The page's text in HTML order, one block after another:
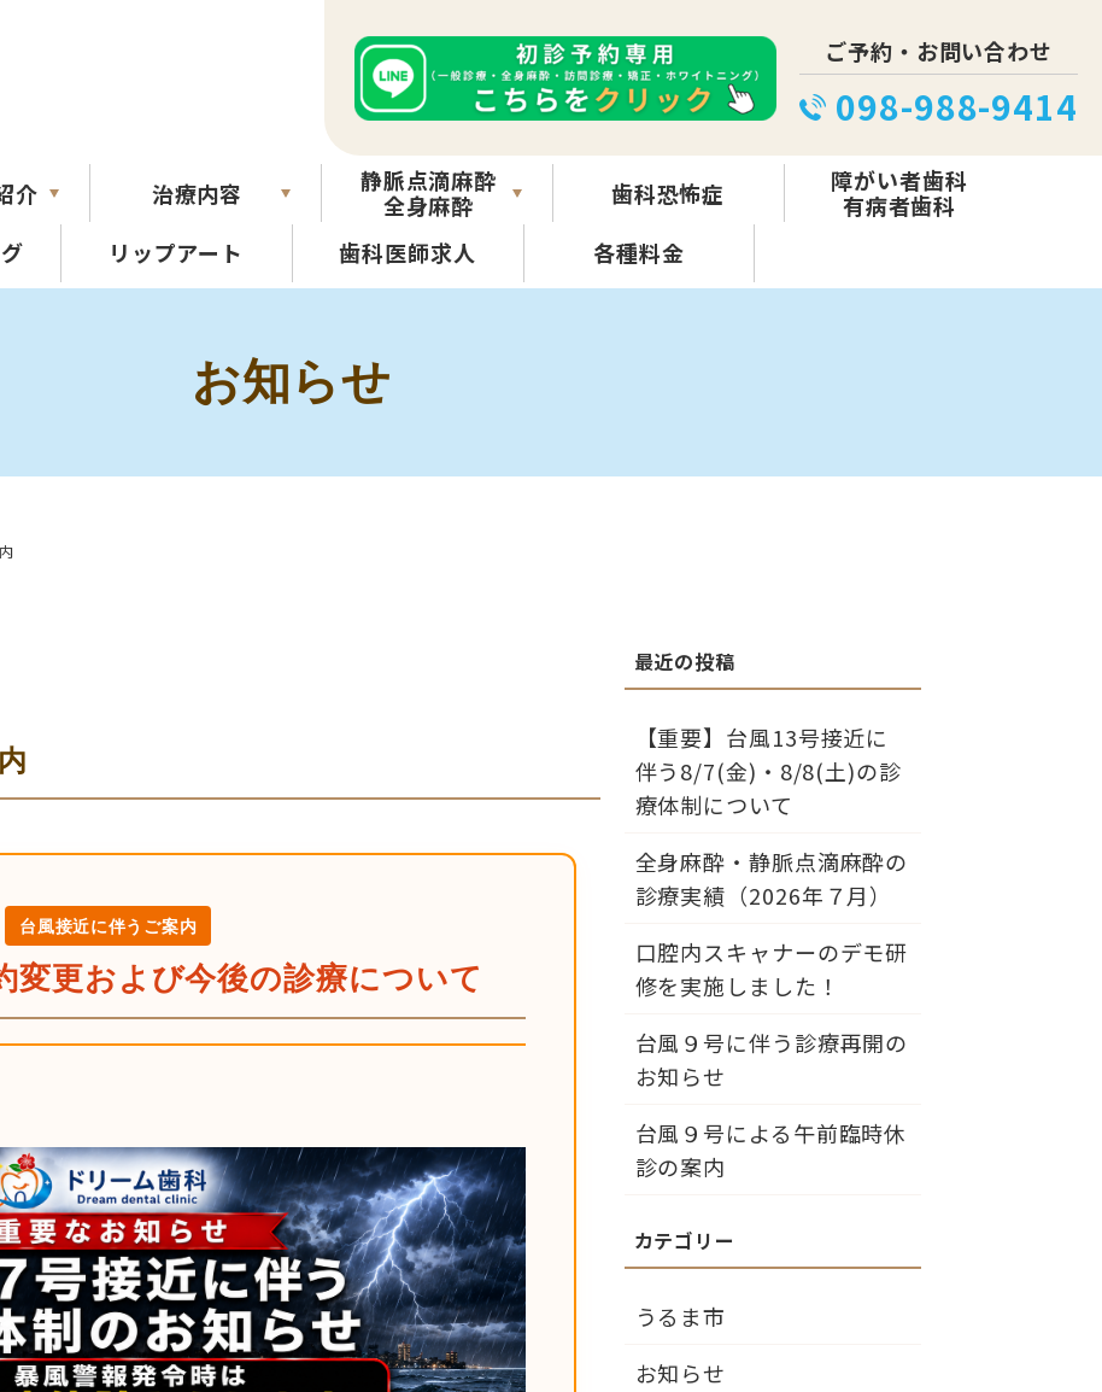
ご予約・お問い合わせ
098-988-9414
介 治療内容
静脈点滴麻酔
全身麻酔
歯科恐怖症
障がい者歯科
有病者歯科
リップアート 歯科医師求人 各種料金
お知らせ
台風接近に伴うご案内
変更および今後の診療について
【重要】台風13号接近に
伴う8/7(金)・8/8(土)の診
療体制について
全身麻酔・静脈点滴麻酔の
診療実績（2026年７月）
口腔内スキャナーのデモ研
修を実施しました！
台風９号に伴う診療再開の
お知らせ
台風９号による午前臨時休
診の案内
うるま市
お知らせ